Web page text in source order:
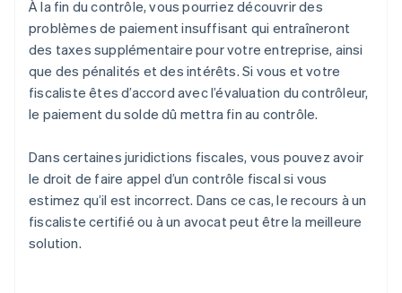
À la fin du contrôle, vous pourriez découvrir des
problèmes de paiement insuffisant qui entraîneront
des taxes supplémentaire pour votre entreprise, ainsi
que des pénalités et des intérêts. Si vous et votre
fiscaliste êtes d’accord avec l’évaluation du contrôleur,
le paiement du solde dû mettra fin au contrôle.
Dans certaines juridictions fiscales, vous pouvez avoir
le droit de faire appel d’un contrôle fiscal si vous
estimez qu’il est incorrect. Dans ce cas, le recours à un
fiscaliste certifié ou à un avocat peut être la meilleure
solution.